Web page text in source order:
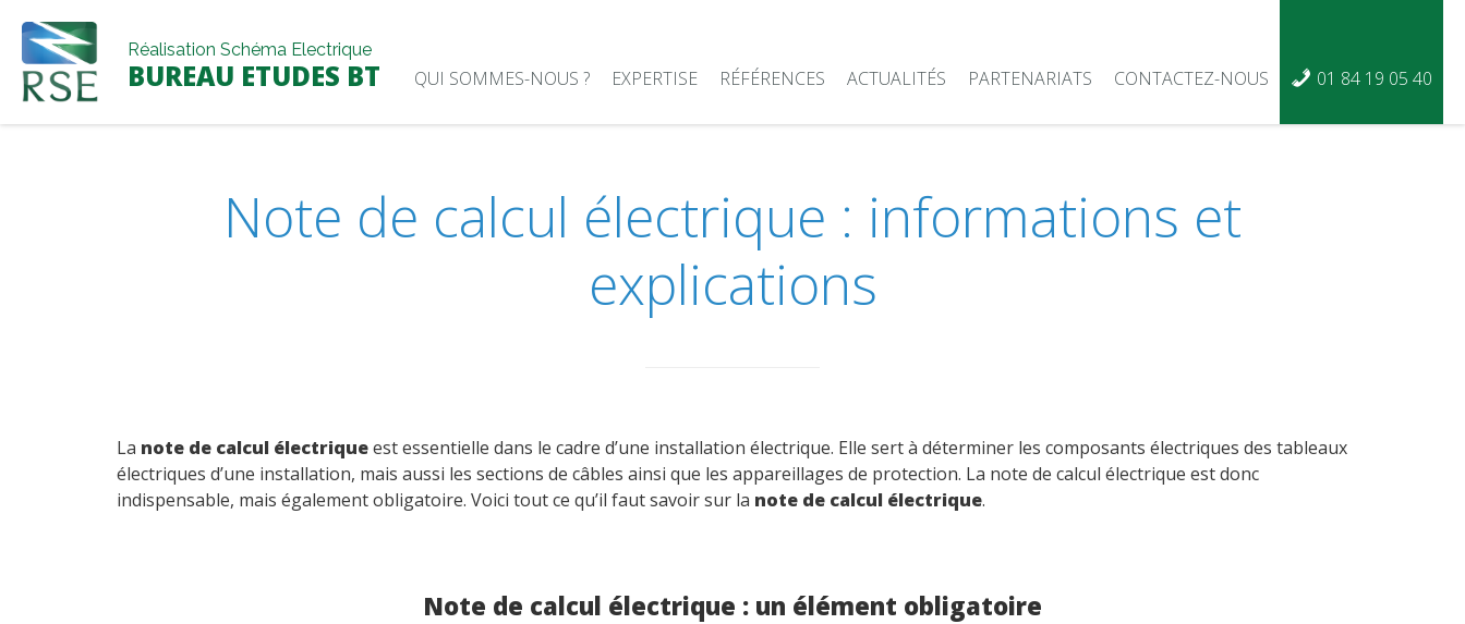
content
Réalisation Schéma Electrique
BUREAU ETUDES BT QUI SOMMES-NOUS ? EXPERTISE RÉFÉRENCES ACTUALITÉS PARTENARIATS CONTACTEZ-NOUS 01 84 19 05 40
Note de calcul électrique : informations et
explications
La note de calcul électriqueest essentielle dans le cadre d’une installation électrique. Elle sert à déterminer les composants électriques des tableaux
électriques d’une installation, mais aussi les sections de câbles ainsi que les appareillages de protection. La note de calcul électrique est donc
indispensable, mais également obligatoire. Voici tout ce qu’il faut savoir sur la note de calcul électrique.
Note de calcul électrique : un élément obligatoire